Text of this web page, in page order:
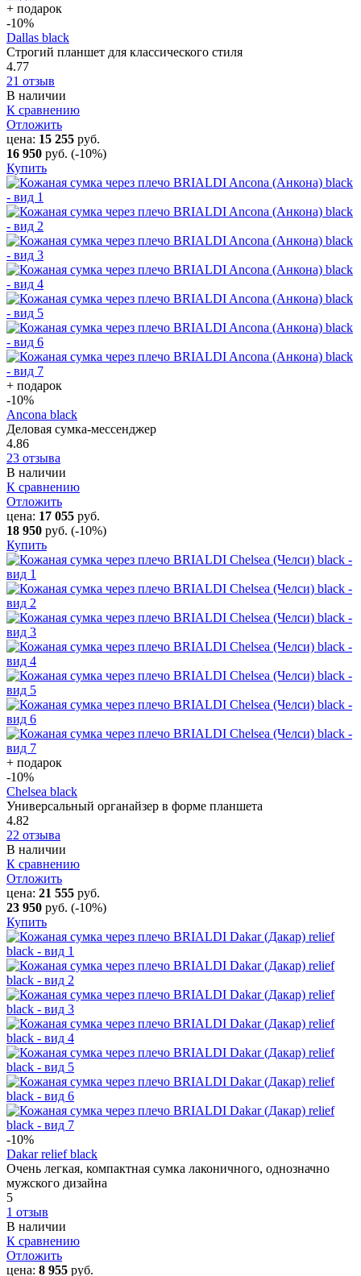
+ подарок
-10%
Dallas black
Строгий планшет для классического стиля
4.77
21 отзыв
В наличии
К сравнению
Отложить
цена: 15 255 руб.
16 950 руб. (-10%)
Купить
+ подарок
-10%
Ancona black
Деловая сумка-мессенджер
4.86
23 отзыва
В наличии
К сравнению
Отложить
цена: 17 055 руб.
18 950 руб. (-10%)
Купить
+ подарок
-10%
Chelsea black
Универсальный органайзер в форме планшета
4.82
22 отзыва
В наличии
К сравнению
Отложить
цена: 21 555 руб.
23 950 руб. (-10%)
Купить
-10%
Dakar relief black
Очень легкая, компактная сумка лаконичного, однозначно
мужского дизайна
5
1 отзыв
В наличии
К сравнению
Отложить
цена: 8 955 руб.